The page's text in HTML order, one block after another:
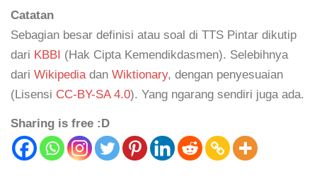
Catatan
Sebagian besar definisi atau soal di TTS Pintar dikutip
dari KBBI (Hak Cipta Kemendikdasmen). Selebihnya
dari Wikipediadan Wiktionary, dengan penyesuaian
(Lisensi CC-BY-SA 4.0). Yang ngarang sendiri juga ada.
Sharing is free :D